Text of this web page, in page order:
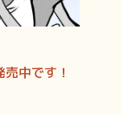
中です！